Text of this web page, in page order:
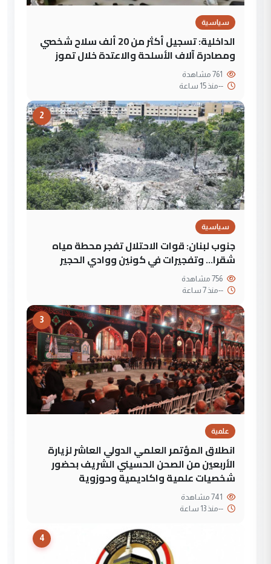
سياسية
الداخلية: تسجيل أكثر من 20 ألف سلاح شخصي
ومصادرة آلاف الأسلحة والاعتدة خلال تموز
--منذ 15 ساعة
2
سياسية
جنوب لبنان: قوات الاحتلال تفجر محطة مياه
شقرا… وتفجيرات في كونين ووادي الحجير
--منذ 7 ساعة
3
علمية
انطلاق المؤتمر العلمي الدولي العاشر لزيارة
الأربعين من الصحن الحسيني الشريف بحضور
شخصيات علمية واكاديمية وحوزوية
--منذ 13 ساعة
4